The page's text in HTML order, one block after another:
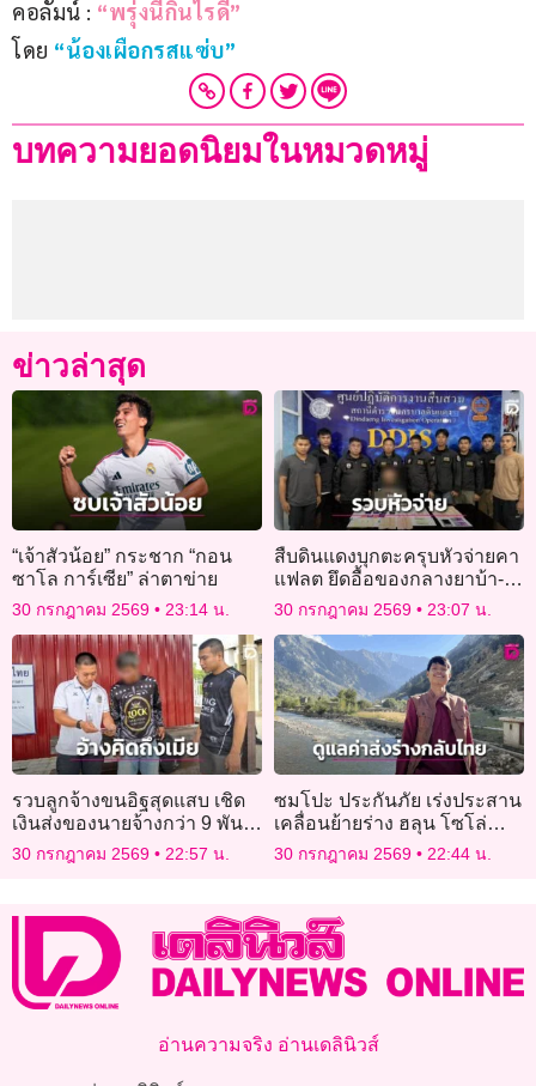
คอลัมน์ : “พรุ่งนี้กินไรดี”
โดย “น้องเผือกรสแซ่บ”
บทความยอดนิยมในหมวดหมู่
ข่าวล่าสุด
“เจ้าสัวน้อย” กระชาก “กอน
ซาโล การ์เซีย” ล่าตาข่าย
30 กรกฎาคม 2569 23:14 น.
สืบดินแดงบุกตะครุบหัวจ่ายคา
แฟลต ยึดอื้อของกลางยาบ้า-
เงินสด
30 กรกฎาคม 2569 23:07 น.
รวบลูกจ้างขนอิฐสุดแสบ เชิด
เงินส่งของนายจ้างกว่า 9 พัน
บาท อ้างคิดถึงเมีย
30 กรกฎาคม 2569 22:57 น.
ซมโปะ ประกันภัย เร่งประสาน
เคลื่อนย้ายร่าง ฮลุน โซโล่
กลับไทย พร้อมดูแลค่าใช้จ่าย
ให้ทั้งหมด
30 กรกฎาคม 2569 22:44 น.
อ่านความจริง อ่านเดลินิวส์